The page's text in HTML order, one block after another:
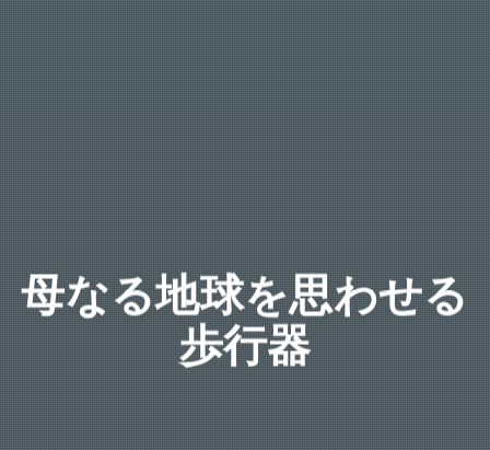
母なる地球を思わせる
歩行器